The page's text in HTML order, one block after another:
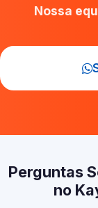
Nossa
Perguntas
no